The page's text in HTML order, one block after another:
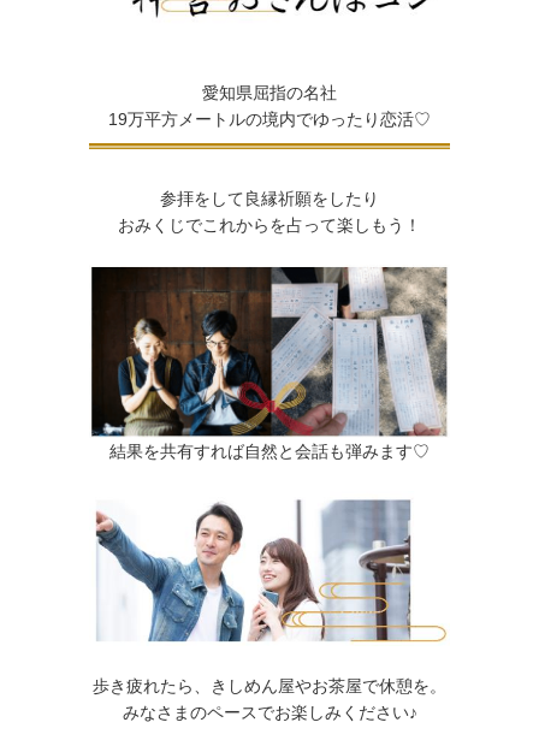
愛知県屈指の名社
19万平方メートルの境内でゆったり恋活♡
参拝をして良縁祈願をしたり
おみくじでこれからを占って楽しもう！
結果を共有すれば自然と会話も弾みます♡
歩き疲れたら、きしめん屋やお茶屋で休憩を。
みなさまのペースでお楽しみください♪